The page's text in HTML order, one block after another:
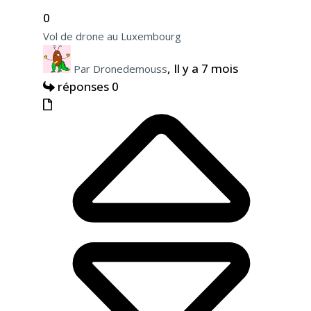
0
Vol de drone au Luxembourg
Par Dronedemouss, Il y a 7 mois
réponses 0